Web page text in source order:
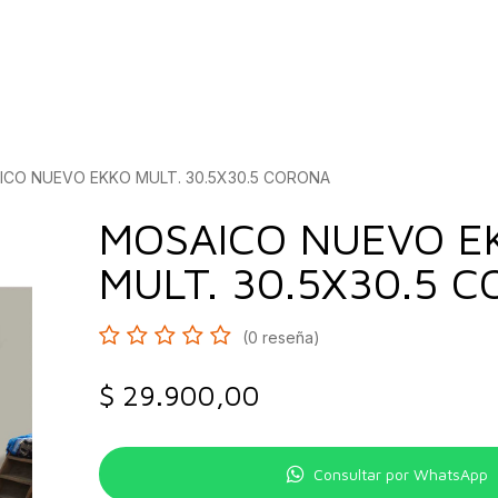
NUEVO EKKO MULT. 30.5X30.5 CORONA
MOSAICO NUEVO
MULT. 30.5X30.5
(0 reseña)
$ 29.900,00
Consultar por WhatsApp